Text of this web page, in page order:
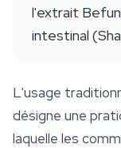
l'extrait
intestinal
L'usage
désigne une
laquelle les